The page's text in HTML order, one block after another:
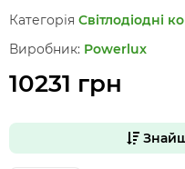
Категорія Світлодіодні
Виробник: Powerlux
10231 грн